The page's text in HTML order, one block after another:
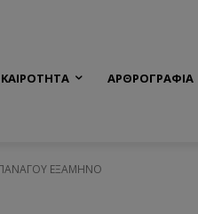
ΑΡΘΡΟΓΡΑΦΙΑ
ΕΞΑΜΗΝΟ